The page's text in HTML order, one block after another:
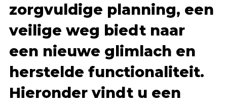
zorgvuldige planning, een
veilige weg biedt naar
een nieuwe glimlach en
herstelde functionaliteit.
Hieronder vindt u een